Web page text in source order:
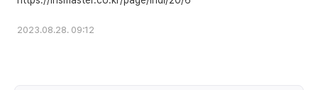
2023.08.28. 09:12